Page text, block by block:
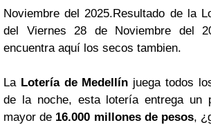
Noviembre del 2025.Resultado de la
del Viernes 28 de Noviembre del
encuentra aquí los secos tambien.
La Lotería de Medellín juega todos
de la noche, esta lotería entrega un
mayor de 16.000 millones de pesos,